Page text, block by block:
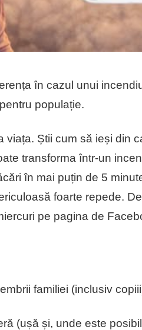
în cazul unui
populație.
viața. Știi cum să ieși din
transforma într-un
în mai puțin de 5
foarte repede.
pe pagina de
familiei (inclusiv
(ușă și, unde este